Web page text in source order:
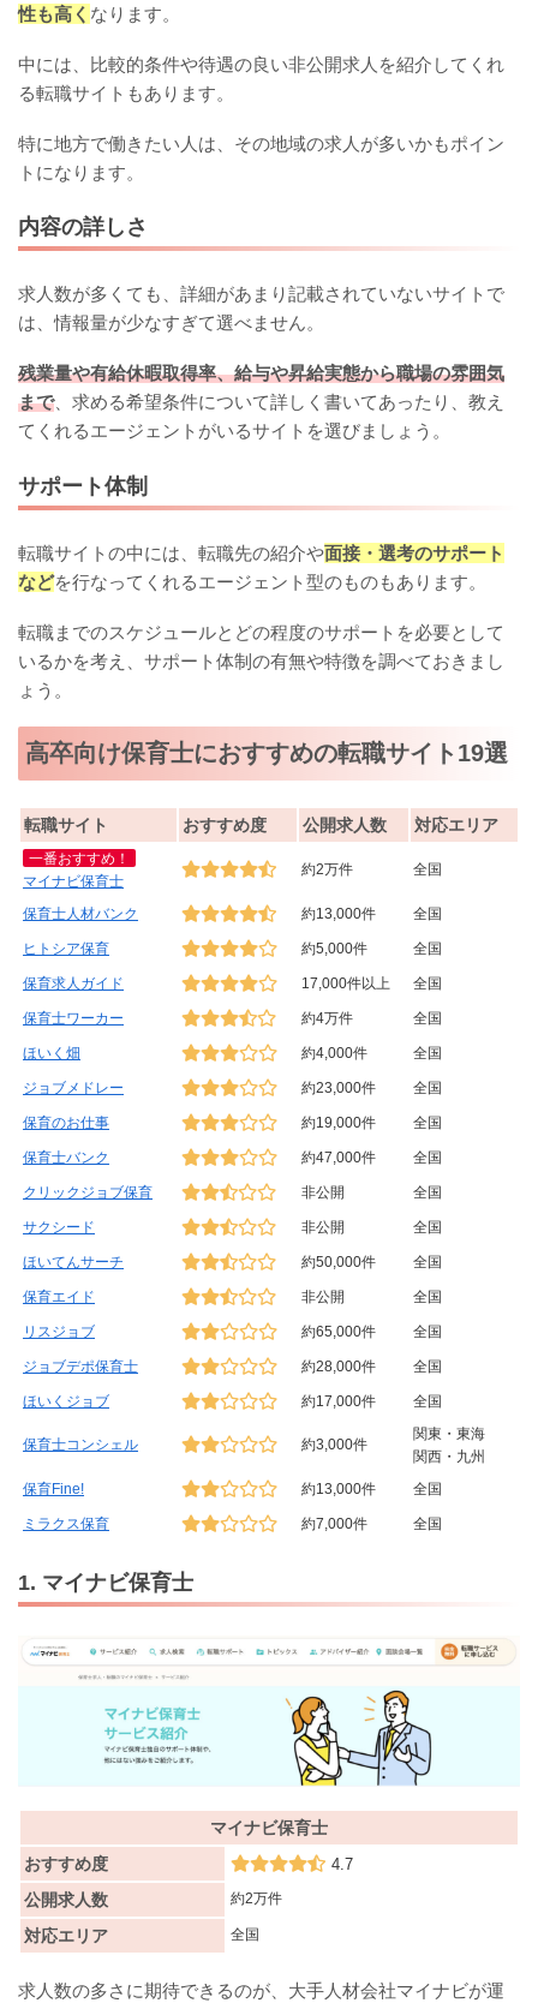
性も高く なります。
中には、比較的条件や待遇の良い非公開求人を紹介してくれ
る転職サイトもあります。
特に地方で働きたい人は、その地域の求人が多いかもポイン
トになります。
内容の詳しさ
求人数が多くても、詳細があまり記載されていないサイトで
は、情報量が少なすぎて選べません。
残業量や有給休暇取得率、給与や昇給実態から職場の雰囲気
まで、求める希望条件について詳しく書いてあったり、教え
てくれるエージェントがいるサイトを選びましょう。
サポート体制
転職サイトの中には、転職先の紹介や面接・選考のサポート
などを行なってくれるエージェント型のものもあります。
転職までのスケジュールとどの程度のサポートを必要として
いるかを考え、サポート体制の有無や特徴を調べておきまし
ょう。
高卒向け保育士におすすめの転職サイト19選
転職サイト おすすめ度 公開求人数 対応エリア
一番おすすめ！
マイナビ保育士
約2万件 全国
保育士人材バンク 約13,000件 全国
ヒトシア保育 約5,000件 全国
保育求人ガイド 17,000件以上 全国
保育士ワーカー 約4万件 全国
ほいく畑 約4,000件 全国
ジョブメドレー 約23,000件 全国
保育のお仕事 約19,000件 全国
保育士バンク 約47,000件 全国
クリックジョブ保育 非公開 全国
サクシード 非公開 全国
ほいてんサーチ 約50,000件 全国
保育エイド 非公開 全国
リスジョブ 約65,000件 全国
ジョブデポ保育士 約28,000件 全国
ほいくジョブ 約17,000件 全国
保育士コンシェル 約3,000件
関東・東海
関西・九州
保育Fine!
約13,000件 全国
ミラクス保育 約7,000件 全国
1. マイナビ保育士
マイナビ保育士
おすすめ度
4.7
公開求人数 約2万件
対応エリア 全国
求人数の多さに期待できるのが、大手人材会社マイナビが運